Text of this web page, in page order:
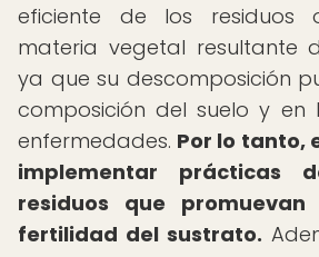
eficiente de los residuos
materia vegetal resultante
ya que su descomposición
composición del suelo y en
enfermedades. Por lo tanto,
implementar prácticas
residuos que
fertilidad del sustrato.